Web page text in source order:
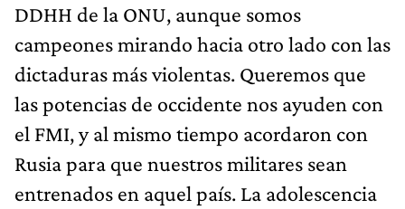
DDHH de la ONU, aunque somos
campeones mirando hacia otro lado con las
dictaduras más violentas. Queremos que
las potencias de occidente nos ayuden con
el FMI, y al mismo tiempo acordaron con
Rusia para que nuestros militares sean
entrenados en aquel país. La adolescencia